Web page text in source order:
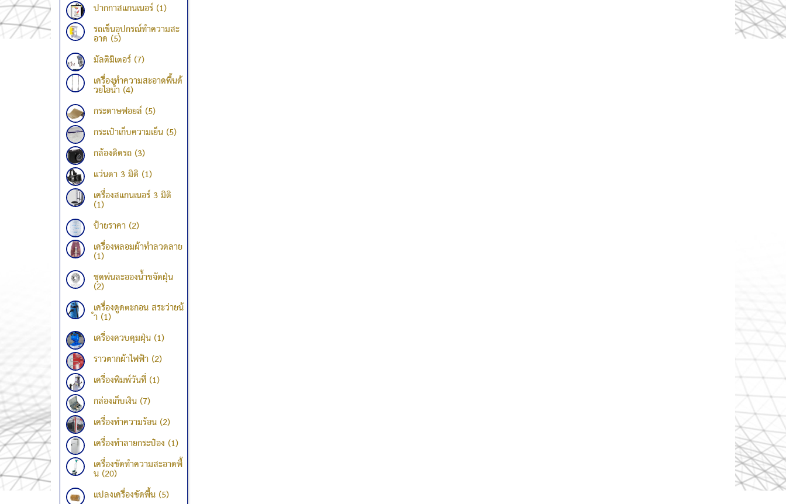
ปากกาสแกนเนอร์ (1)
รถเข็นอุปกรณ์ทำความสะ
อาด (5)
มัลติมิเตอร์ (7)
เครื่องทำความสะอาดพื้นด้
วยไอน้ำ (4)
กระดาษฟอยล์ (5)
กระเป๋าเก็บความเย็น (5)
กล้องติดรถ (3)
แว่นตา 3 มิติ (1)
เครื่องสแกนเนอร์ 3 มิติ
(1)
ป้ายราคา (2)
เครื่องหลอมผ้าทำลวดลาย
(1)
ชุดพ่นละอองน้ำขจัดฝุ่น
(2)
เครื่องดูดตะกอน สระว่ายน้
ำ (1)
เครื่องควบคุมฝุ่น (1)
ราวตากผ้าไฟฟ้า (2)
เครื่องพิมพ์วันที่ (1)
กล่องเก็บเงิน (7)
เครื่องทำความร้อน (2)
เครื่องทำลายกระป๋อง (1)
เครื่องขัดทำความสะอาดพื้
น (20)
แปลงเครื่องขัดพื้น (5)